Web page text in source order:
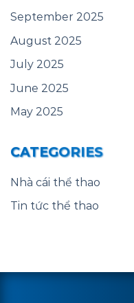
September 2025
August 2025
July 2025
June 2025
May 2025
CATEGORIES
Nhà cái thể thao
Tin tức thể thao